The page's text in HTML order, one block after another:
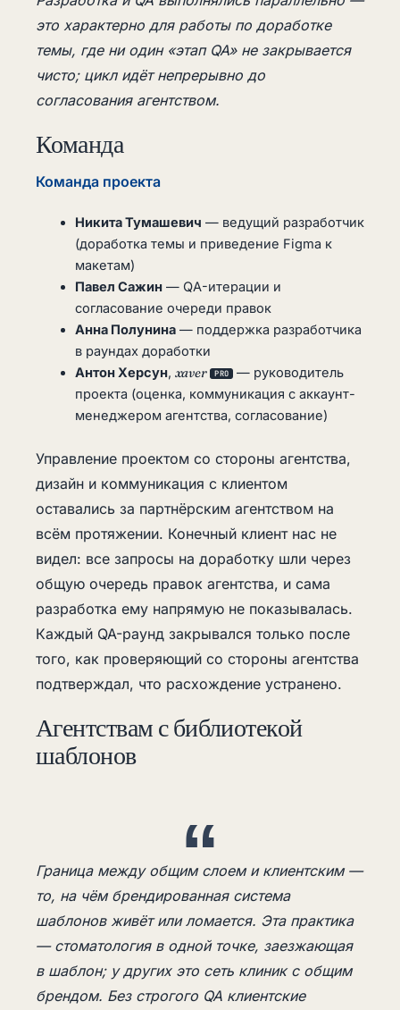
это характерно для работы по доработке
темы, где ни один «этап QA» не закрывается
чисто; цикл идёт непрерывно до
согласования агентством.
Команда
Команда проекта
Никита Тумашевич — ведущий разработчик
(доработка темы и приведение Figma к
макетам)
Павел Сажин— QA-итерации и
согласование очереди правок
Анна Полунина— поддержка разработчика
в раундах доработки
Антон Херсун, xaver PRO
— руководитель
проекта (оценка, коммуникация с аккаунт-
менеджером агентства, согласование)
Управление проектом со стороны агентства,
дизайн и коммуникация с клиентом
оставались за партнёрским агентством на
всём протяжении. Конечный клиент нас не
видел: все запросы на доработку шли через
общую очередь правок агентства, и сама
разработка ему напрямую не показывалась.
Каждый QA-раунд закрывался только после
того, как проверяющий со стороны агентства
подтверждал, что расхождение устранено.
Агентствам с библиотекой
шаблонов
Граница между общим слоем и клиентским —
то, на чём брендированная система
шаблонов живёт или ломается. Эта практика
— стоматология в одной точке, заезжающая
в шаблон; у других это сеть клиник с общим
брендом. Без строгого QA клиентские